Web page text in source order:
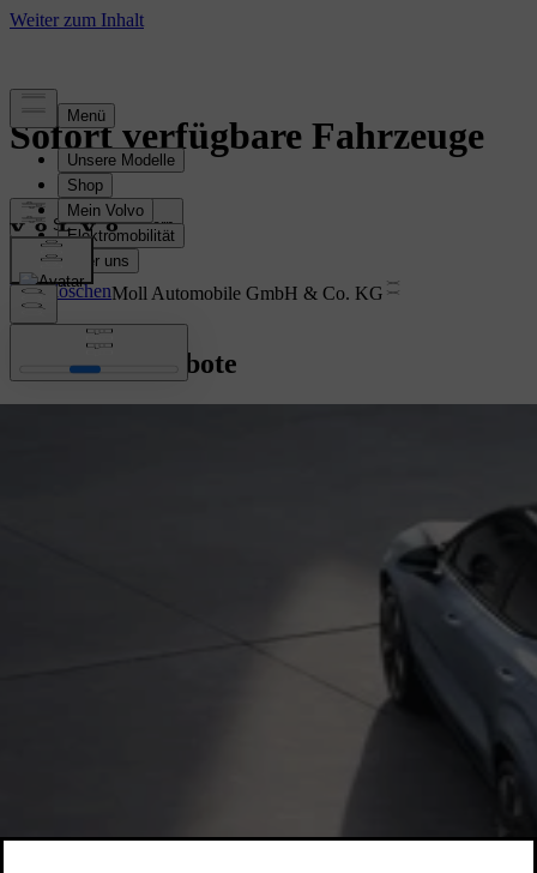
Sofort verfügbare Fahrzeuge
Sortieren & filtern
Filter löschenMoll Automobile GmbH & Co. KG
Fahrzeugangebote